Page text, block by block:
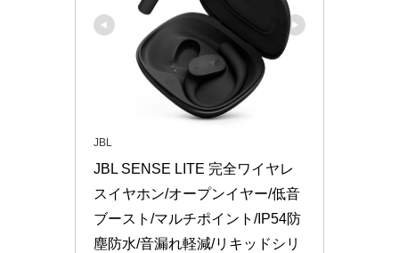
JBL
JBL SENSE LITE 完全ワイヤレ
スイヤホン/オープンイヤー/低音
ブースト/マルチポイント/IP54防
塵防水/音漏れ軽減/リキッドシリ